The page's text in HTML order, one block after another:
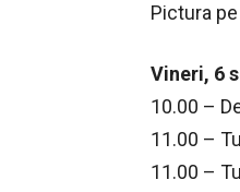
Pictura
Vineri, 6
10.00 –
11.00 –
11.00 –